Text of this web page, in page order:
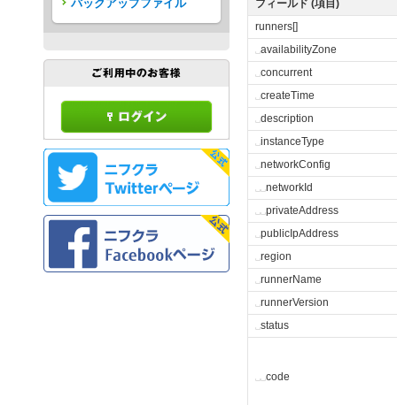
フィールド (項目)
runners[]
␣availabilityZone
␣concurrent
␣createTime
␣description
␣instanceType
␣networkConfig
␣␣networkId
␣␣privateAddress
␣publicIpAddress
␣region
␣runnerName
␣runnerVersion
␣status
␣␣code
バックアップファイル